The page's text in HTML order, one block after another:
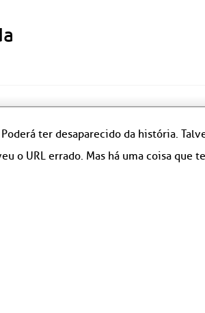
ter desaparecido da história.
o URL errado. Mas há uma coisa que